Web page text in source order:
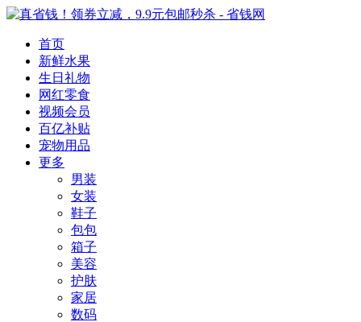
首页
新鲜水果
生日礼物
网红零食
视频会员
百亿补贴
宠物用品
更多
男装
女装
鞋子
包包
箱子
美容
护肤
家居
数码